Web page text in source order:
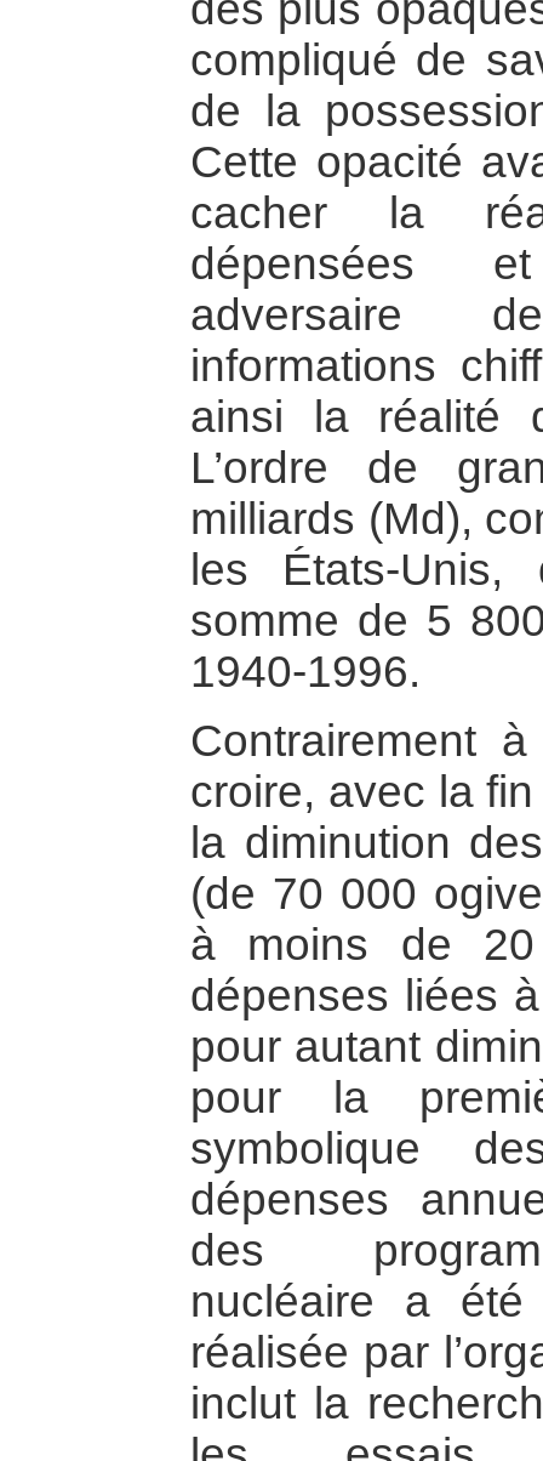
compliqué de
de la
Cette opacité
cacher la
dépensées
adversaire
informations
ainsi la réalité
L’ordre de
milliards (Md),
les États-
somme de 5
1940-1996.
Contrairement
croire, avec la
la diminution
(de 70 000
à moins de
dépenses liées
pour autant
pour la
symbolique
dépenses
des
nucléaire a
réalisée par
inclut la